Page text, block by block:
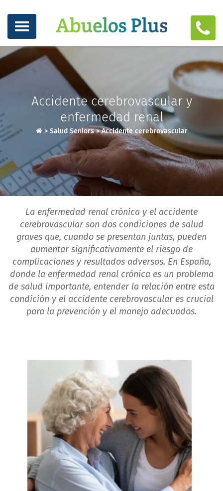
Accidente cerebrovascular y
enfermedad renal
> Salud Seniors>Accidente cerebrovascular
La enfermedad renal crónica y el accidente
cerebrovascular son dos condiciones de salud
graves que, cuando se presentan juntas, pueden
aumentar significativamente el riesgo de
complicaciones y resultados adversos. En España,
donde la enfermedad renal crónica es un problema
de salud importante, entender la relación entre esta
condición y el accidente cerebrovascular es crucial
para la prevención y el manejo adecuados.